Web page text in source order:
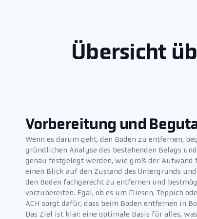
Übersicht
Vorbereitung und
Wenn es darum geht, den Boden zu entfernen,
gründlichen Analyse des bestehenden Belags
genau festgelegt werden, wie groß der
einen Blick auf den Zustand des Untergrunds
den Boden fachgerecht zu entfernen und
vorzubereiten. Egal, ob es um Fliesen, Teppich
ACH sorgt dafür, dass beim Boden entfernen in
Das Ziel ist klar: eine optimale Basis für alles,